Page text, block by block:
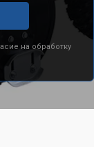
на обработку